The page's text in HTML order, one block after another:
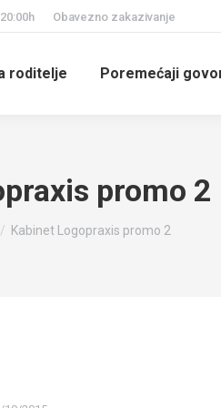
Obavezno zakazivanje
roditelje Poremećaji
promo 2
Kabinet Logopraxis promo 2